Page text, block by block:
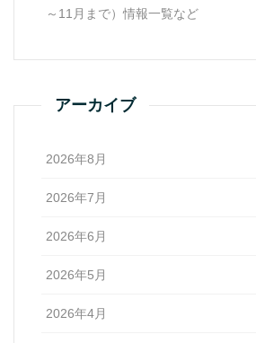
～11月まで）情報一覧など
アーカイブ
2026年8月
2026年7月
2026年6月
2026年5月
2026年4月